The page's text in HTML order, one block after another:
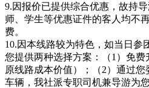
9.因报价已提供综合优惠，故持
师、学生等优惠证件的客人均不
费。
10.因本线路较为特色，如当日参
您提供两种选择方案：（1）免
原线路成本价值）；（2）通过
车辆，我社派专职司机兼导游为